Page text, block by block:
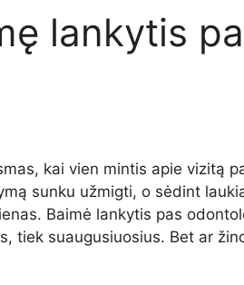
lankytis
kai vien mintis apie vizitą
sunku užmigti, o sėdint
Baimė lankytis pas
tiek suaugusiuosius. Bet ar